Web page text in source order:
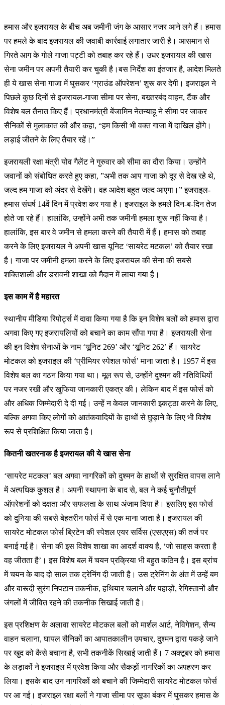
हमास और इजरायल के बीच अब जमीनी जंग के आसार नजर आने लगे हैं। हमास
पर हमले के बाद इजरायल की जवाबी कार्रवाई लगातार जारी है। आसमान से
गिरते आग के गोले गाजा पट्टी को तबाह कर रहे हैं। उधर इजरायल की खास
सेना जमीन पर अपनी तैयारी कर चुकी है।बस निर्देश का इंतजार है, आदेश मिलते
ही ये खास सेना गाजा में घुसकर ‘ग्राउंड ऑपरेशन’ शुरू कर देगी। इजराइल ने
पिछले कुछ दिनों से इजरायल-गाजा सीमा पर सेना, बख्तरबंद वाहन, टैंक और
विशेष बल तैनात किए हैं। प्रधानमंत्री बेंजामिन नेतन्याहू ने सीमा पर जाकर
सैनिकों से मुलाकात की और कहा, “हम किसी भी वक्त गाजा में दाखिल होंगे।
लड़ाई जीतने के लिए तैयार रहें।”
इजरायली रक्षा मंत्री योव गैलेंट ने गुरुवार को सीमा का दौरा किया। उन्होंने
जवानों को संबोधित करते हुए कहा, ”अभी तक आप गाजा को दूर से देख रहे थे,
जल्द हम गाजा को अंदर से देखेंगे। वह आदेश बहुत जल्द आएगा।” इजराइल-
हमास संघर्ष 14वें दिन में प्रवेश कर गया है। इजराइल के हमले दिन-ब-दिन तेज
होते जा रहे हैं। हालांकि, उन्होंने अभी तक जमीनी हमला शुरू नहीं किया है।
हालांकि, इस बार वे जमीन से हमला करने की तैयारी में हैं। हमास को तबाह
करने के लिए इजरायल ने अपनी खास यूनिट ‘सायरेट मटकल’ को तैयार रखा
है। गाजा पर जमीनी हमला करने के लिए इजरायल की सेना की सबसे
शक्तिशाली और डरावनी शाखा को मैदान में लाया गया है।
इस काम में है महारत
स्थानीय मीडिया रिपोर्ट्स में दावा किया गया है कि इन विशेष बलों को हमास द्वारा
अगवा किए गए इजरायलियों को बचाने का काम सौंपा गया है। इजरायली सेना
की इन विशेष सेनाओं के नाम ‘यूनिट 269’ और ‘यूनिट 262’ हैं। सायरेट
मोटकल को इजराइल की ‘प्रीमियर स्पेशल फोर्स’ माना जाता है। 1957 में इस
विशेष बल का गठन किया गया था। मूल रूप से, उन्होंने दुश्मन की गतिविधियों
पर नजर रखी और खुफिया जानकारी एकत्र की। लेकिन बाद में इस फोर्स को
और अधिक जिम्मेदारी दे दी गई। उन्हें न केवल जानकारी इकट्ठा करने के लिए,
बल्कि अगवा किए लोगों को आतंकवादियों के हाथों से छुड़ाने के लिए भी विशेष
रूप से प्रशिक्षित किया जाता है।
कितनी खतरनाक है इजरायल की ये खास सेना
‘सायरेट मटकल’ बल अगवा नागरिकों को दुश्मन के हाथों से सुरक्षित वापस लाने
में अत्यधिक कुशल है। अपनी स्थापना के बाद से, बल ने कई चुनौतीपूर्ण
ऑपरेशनों को दक्षता और सफलता के साथ अंजाम दिया है। इसलिए इस फोर्स
को दुनिया की सबसे बेहतरीन फोर्स में से एक माना जाता है। इजरायल की
सायरेट मोटकल फोर्स ब्रिटेन की स्पेशल एयर सर्विस (एसएएस) की तर्ज पर
बनाई गई है। सेना की इस विशेष शाखा का आदर्श वाक्य है, ‘जो साहस करता है
वह जीतता है’। इस विशेष बल में चयन प्रक्रिया भी बहुत कठिन है। इस ब्रांच
में चयन के बाद दो साल तक ट्रेनिंग दी जाती है। उस ट्रेनिंग के अंत में उन्हें बम
और बारूदी सुरंग निपटान तकनीक, हथियार चलाने और पहाड़ों, रेगिस्तानों और
जंगलों में जीवित रहने की तकनीक सिखाई जाती है।
इस प्रशिक्षण के अलावा सायरेट मोटकल बलों को मार्शल आर्ट, नेविगेशन, सैन्य
वाहन चलाना, घायल सैनिकों का आपातकालीन उपचार, दुश्मन द्वारा पकड़े जाने
पर खुद को कैसे बचाना है, सभी तकनीकें सिखाई जाती हैं। 7 अक्टूबर को हमास
के लड़ाकों ने इजराइल में प्रवेश किया और सैकड़ों नागरिकों का अपहरण कर
लिया। इसके बाद उन नागरिकों को बचाने की जिम्मेदारी सायरेट मोटकल फोर्स
पर आ गई। इजराइल रक्षा बलों ने गाजा सीमा पर सूफा बंकर में घुसकर हमास के